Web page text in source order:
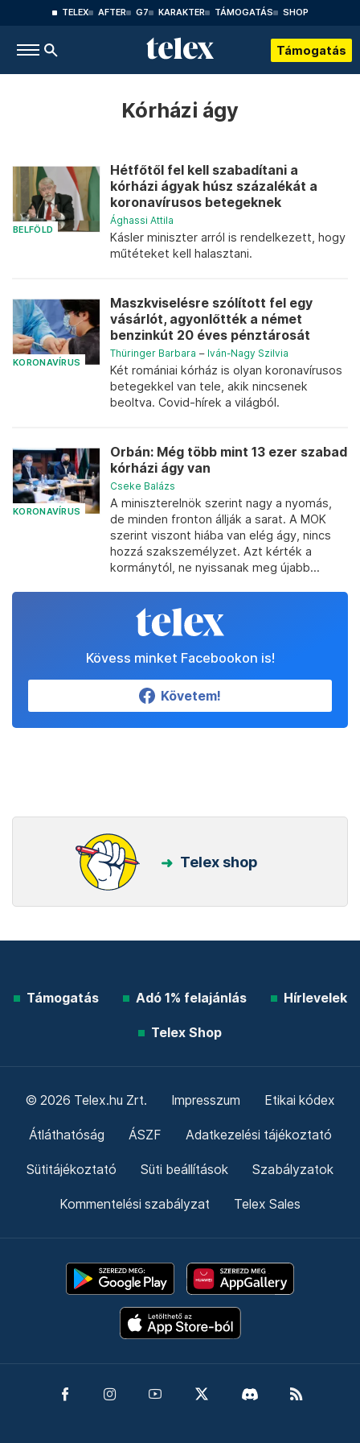
TELEX AFTER G7 KARAKTER TÁMOGATÁS SHOP
Támogatás
Kórházi ágy
BELFÖLD
Hétfőtől fel kell szabadítani a
kórházi ágyak húsz százalékát a
koronavírusos betegeknek
Ághassi Attila
Kásler miniszter arról is rendelkezett, hogy
műtéteket kell halasztani.
KORONAVÍRUS
Maszkviselésre szólított fel egy
vásárlót, agyonlőtték a német
benzinkút 20 éves pénztárosát
Thüringer Barbara – Iván-Nagy Szilvia
Két romániai kórház is olyan koronavírusos
betegekkel van tele, akik nincsenek
beoltva. Covid-hírek a világból.
KORONAVÍRUS
Orbán: Még több mint 13 ezer szabad
kórházi ágy van
Cseke Balázs
A miniszterelnök szerint nagy a nyomás,
de minden fronton állják a sarat. A MOK
szerint viszont hiába van elég ágy, nincs
hozzá szakszemélyzet. Azt kérték a
kormánytól, ne nyissanak meg újabb...
Kövess minket Facebookon is!
Követem!
Telex shop
Támogatás Adó 1% felajánlás Hírlevelek
Telex Shop
© 2026 Telex.hu Zrt. Impresszum Etikai kódex
Átláthatóság ÁSZF Adatkezelési tájékoztató
Sütitájékoztató Süti beállítások Szabályzatok
Kommentelési szabályzat Telex Sales